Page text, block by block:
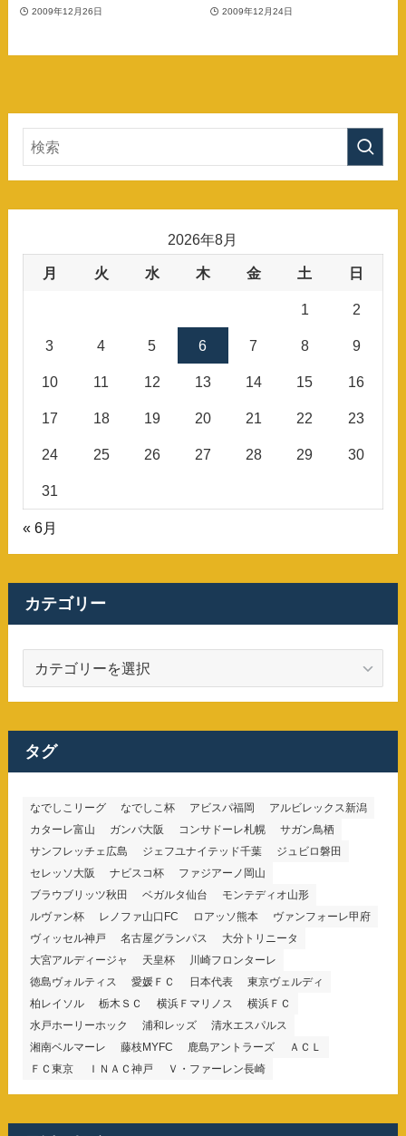
2009年12月26日 2009年12月24日
2026年8月
月 火 水 木 金 土 日
1 2
3 4 5 6 7 8 9
10 11 12 13 14 15 16
17 18 19 20 21 22 23
24 25 26 27 28 29 30
31
« 6月
カテゴリー
ゴ
ー
タグ
なでしこリーグ なでしこ杯 アビスパ福岡
アルビレックス新潟
カターレ富山
ガンバ大阪 コンサドーレ札幌
サガン鳥栖
サンフレッチェ広島
ジェフユナイテッド千葉
ジュビロ磐田
セレッソ大阪
ナビスコ杯
ファジアーノ岡山
ブラウブリッツ秋田
ベガルタ仙台
モンテディオ山形
ルヴァン杯
レノファ山口FC ロアッソ熊本
ヴァンフォーレ甲府
ヴィッセル神戸
名古屋グランパス
大分トリニータ
大宮アルディージャ
天皇杯
川崎フロンターレ
徳島ヴォルティス
愛媛ＦＣ 日本代表
東京ヴェルディ
柏レイソル
栃木ＳＣ 横浜Ｆマリノス
横浜ＦＣ
水戸ホーリーホック
浦和レッズ
清水エスパルス
湘南ベルマーレ
藤枝MYFC 鹿島アントラーズ
ＡＣＬ
ＦＣ東京
ＩＮＡＣ神戸 Ｖ・ファーレン長崎